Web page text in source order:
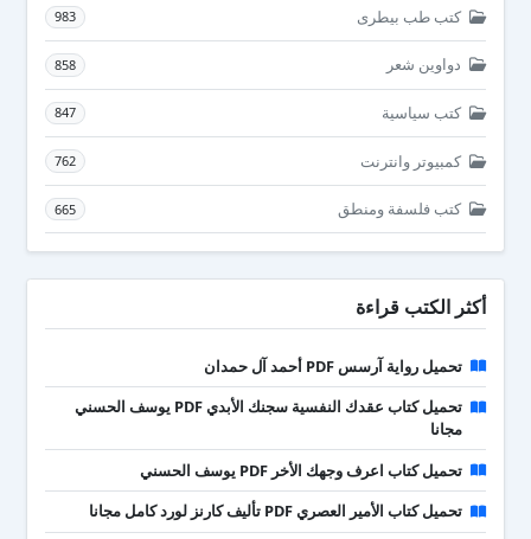
كتب طب بيطرى 983
دواوين شعر 858
كتب سياسية 847
كمبيوتر وانترنت 762
كتب فلسفة ومنطق 665
أكثر الكتب قراءة
تحميل رواية آرسس PDF أحمد آل حمدان
تحميل كتاب عقدك النفسية سجنك الأبدي PDF يوسف الحسني
مجانا
تحميل كتاب اعرف وجهك الأخر PDF يوسف الحسني
تحميل كتاب الأمير العصري PDF تأليف كارنز لورد كامل مجانا